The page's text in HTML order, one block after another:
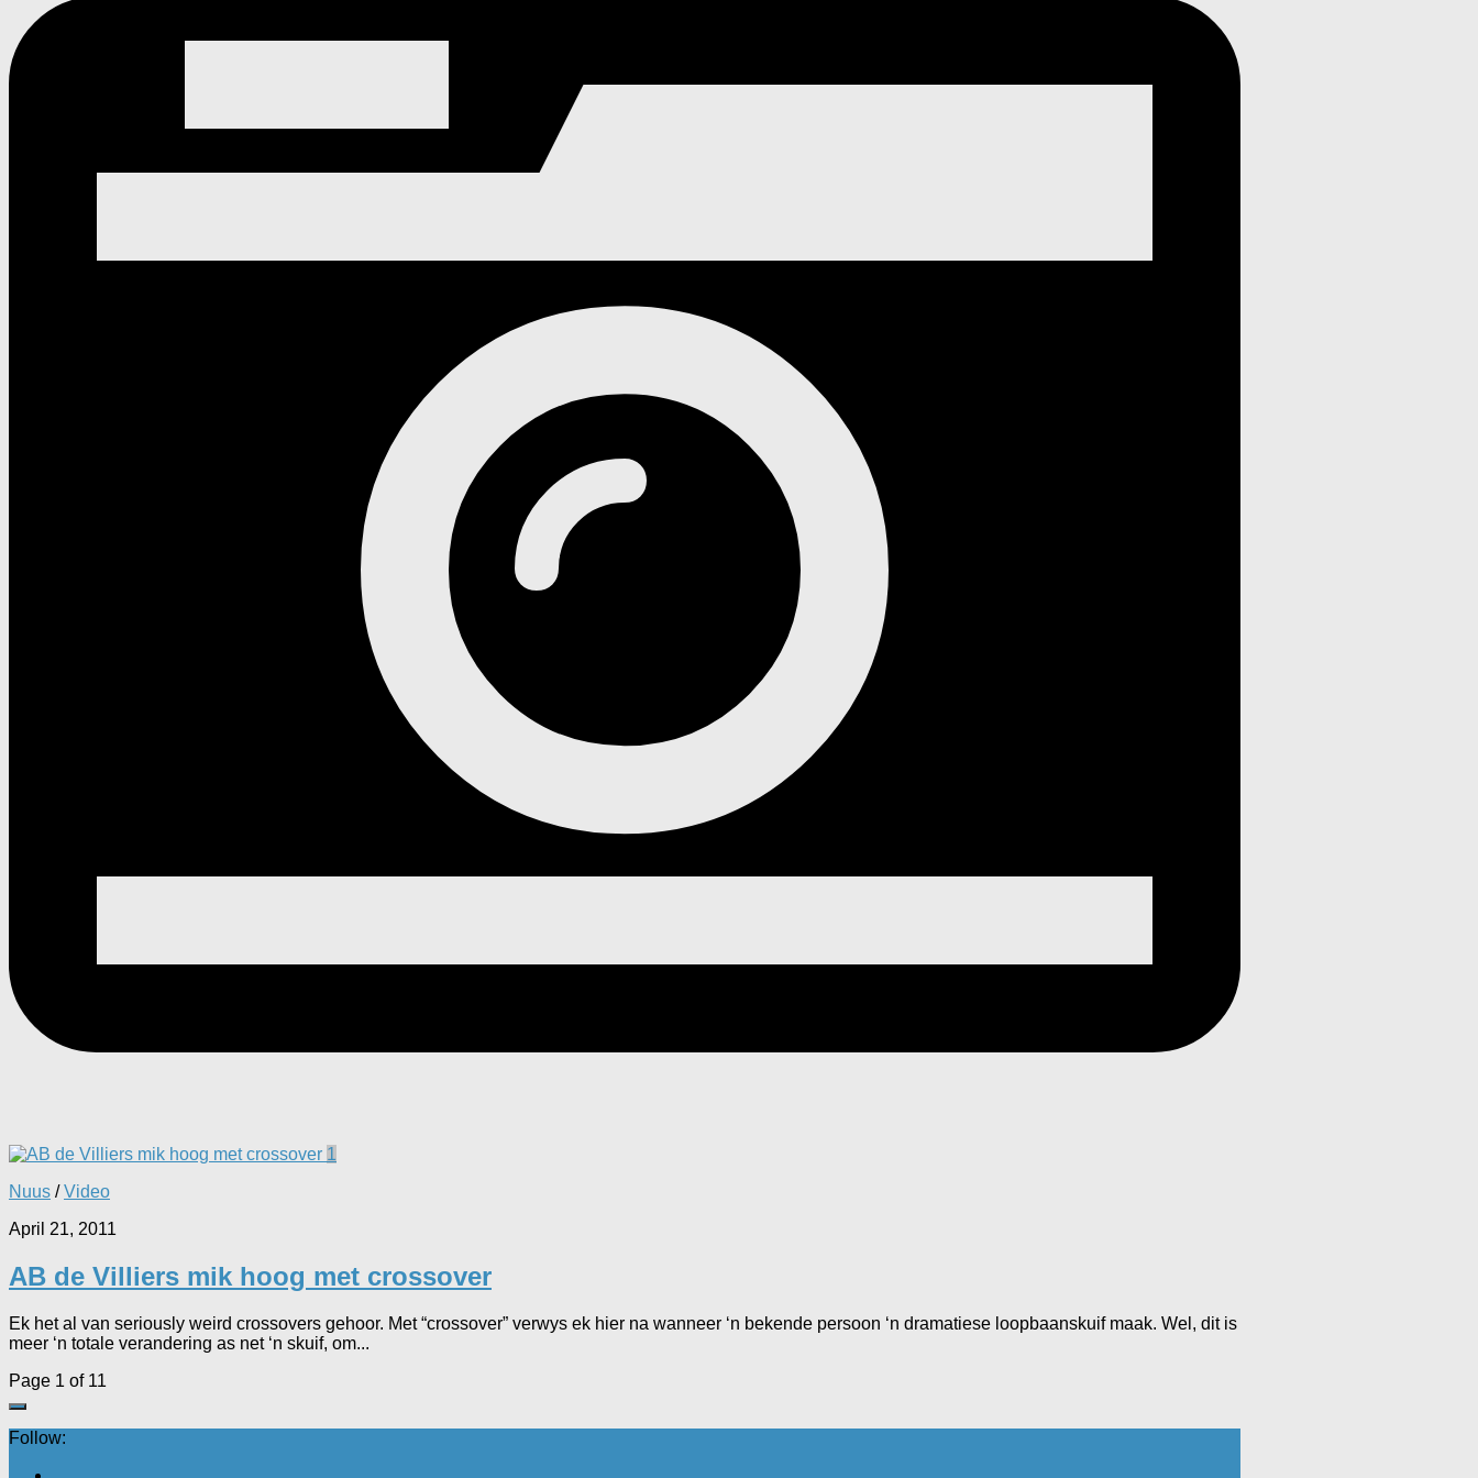
1
Nuus /Video
April 21, 2011
AB de Villiers mik hoog met crossover
Ek het al van seriously weird crossovers gehoor. Met “crossover” verwys ek hier na wanneer ‘n bekende persoon ‘n dramatiese loopbaanskuif maak. Wel, dit is
meer ‘n totale verandering as net ‘n skuif, om...
Page 1 of 11
Follow: